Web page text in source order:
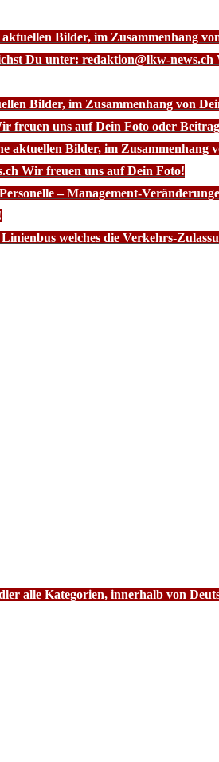
Bilder, im Zusammenhang
Du unter: redaktion@lkw-
Bilder, im Zusammenhang von
freuen uns auf Dein Foto oder
aktuellen Bilder, im
Wir freuen uns auf Dein Foto!
– Management-
welches die Verkehrs-
alle Kategorien, innerhalb von